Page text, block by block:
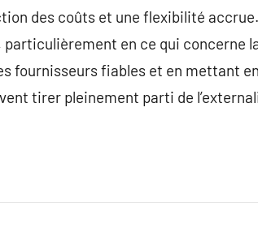
des coûts et une flexibilité
en ce qui concerne
fournisseurs fiables et en mettant
tirer pleinement parti de